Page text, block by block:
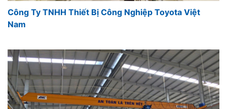
Công Ty TNHH Thiết Bị Công Nghiệp Toyota Việt
Nam